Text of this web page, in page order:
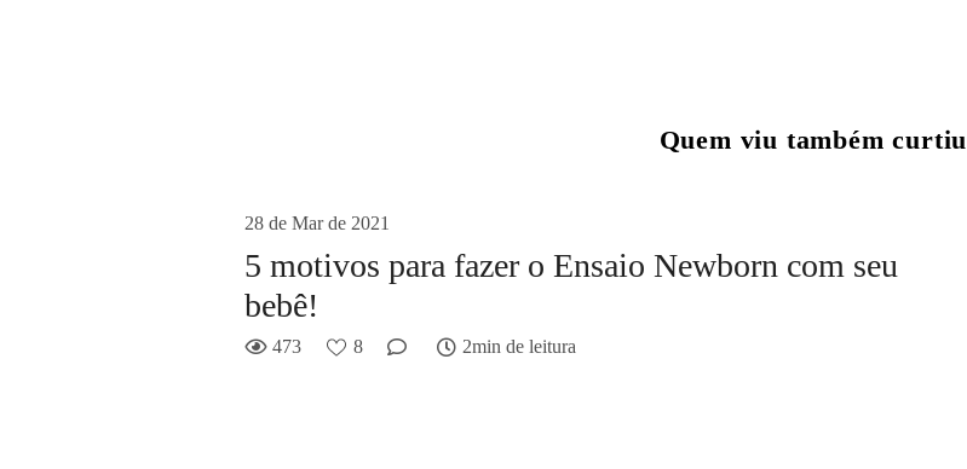
Quem viu também curtiu
28 de Mar de 2021
5 motivos para fazer o Ensaio Newborn com seu
bebê!
473 8 2min de leitura